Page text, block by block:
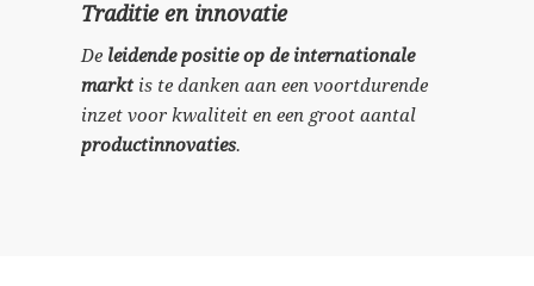
Traditie en innovatie
De leidende positie op de internationale
marktis te danken aan een voortdurende
inzet voor kwaliteit en een groot aantal
productinnovaties.